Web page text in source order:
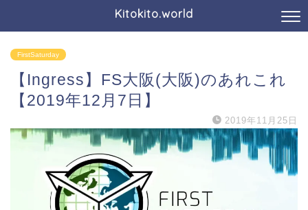
Kitokito.world
FirstSaturday
【Ingress】FS大阪(大阪)のあれこれ
【2019年12月7日】
2019年11月25日